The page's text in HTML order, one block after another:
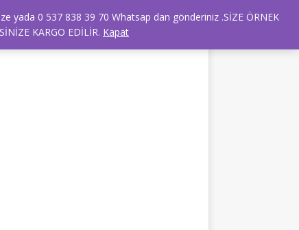
TÜM ÜRÜNLER
yada 0 537 838 39 70 Whatsap dan gönderiniz .SİZE ÖRNEK
KARGO EDİLİR. Kapat